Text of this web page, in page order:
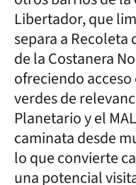
Libertador, que
separa a Recoleta
de la Costanera
ofreciendo
verdes de
Planetario y el
caminata desde
lo que convierte
una potencial